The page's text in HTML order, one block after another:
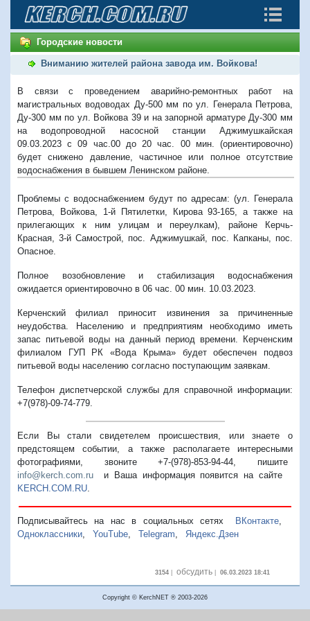
Городские новости
Вниманию жителей района завода им. Войкова!
В связи с проведением аварийно-ремонтных работ на
магистральных водоводах Ду-500 мм по ул. Генерала Петрова,
Ду-300 мм по ул. Войкова 39 и на запорной арматуре Ду-300 мм
на водопроводной насосной станции Аджимушкайская
09.03.2023 с 09 час.00 до 20 час. 00 мин. (ориентировочно)
будет снижено давление, частичное или полное отсутствие
водоснабжения в бывшем Ленинском районе.
Проблемы с водоснабжением будут по адресам: (ул. Генерала
Петрова, Войкова, 1-й Пятилетки, Кирова 93-165, а также на
прилегающих к ним улицам и переулкам), районе Керчь-
Красная, 3-й Самострой, пос. Аджимушкай, пос. Капканы, пос.
Опасное.
Полное возобновление и стабилизация водоснабжения
ожидается ориентировочно в 06 час. 00 мин. 10.03.2023.
Керченский филиал приносит извинения за причиненные
неудобства. Населению и предприятиям необходимо иметь
запас питьевой воды на данный период времени. Керченским
филиалом ГУП РК «Вода Крыма» будет обеспечен подвоз
питьевой воды населению согласно поступающим заявкам.
Телефон диспетчерской службы для справочной информации:
+7(978)-09-74-779.
Если Вы стали свидетелем происшествия, или знаете о
предстоящем событии, а также располагаете интересными
фотографиями, звоните +7-(978)-853-94-44, пишите
info@kerch.com.ru и Ваша информация появится на сайте
KERCH.COM.RU
Подписывайтесь на нас в социальных сетях ВКонтакте,
Одноклассники
YouTube Telegram Яндекс.Дзен
3154| обсудить| 06.03.2023 18:41
Copyright © KerchNET ® 2003-2026